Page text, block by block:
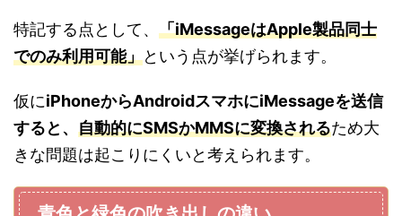
特記する点として、 「iMessageはApple製品同士
でのみ利用可能」という点が挙げられます。
仮にiPhoneからAndroidスマホにiMessageを送信
すると、 自動的にSMSかMMSに変換されるため大
きな問題は起こりにくいと考えられます。